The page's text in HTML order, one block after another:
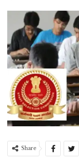
Share